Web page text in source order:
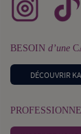
BESOIN d’une
DÉCOUVRIR